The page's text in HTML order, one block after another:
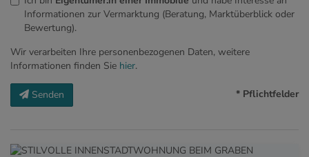
Informationen zur Vermarktung (Beratung, Marktüberblick oder
Bewertung).
Wir verarbeiten Ihre personenbezogenen Daten, weitere
Informationen finden Sie hier.
Senden * Pflichtfelder